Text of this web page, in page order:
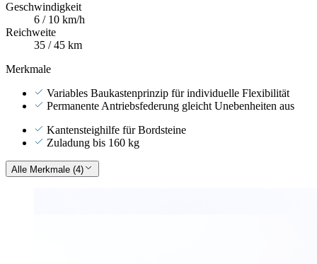
Geschwindigkeit
6 / 10 km/h
Reichweite
35 / 45 km
Merkmale
Variables Baukastenprinzip für individuelle Flexibilität
Permanente Antriebsfederung gleicht Unebenheiten aus
Kantensteighilfe für Bordsteine
Zuladung bis 160 kg
Alle Merkmale (4)